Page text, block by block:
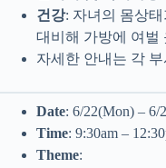
건강: 자녀의 몸상
대비해 가방에 여벌
자세한 안내는 각
Date: 6/22(Mon) – 6/
Time: 9:30am –
Theme: